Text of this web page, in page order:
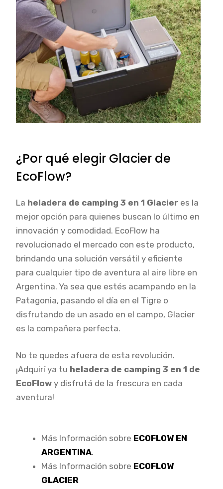
¿Por qué elegir Glacier de
EcoFlow?
La heladera de camping 3 en 1 Glacier es la
mejor opción para quienes buscan lo último en
innovación y comodidad. EcoFlow ha
revolucionado el mercado con este producto,
brindando una solución versátil y eficiente
para cualquier tipo de aventura al aire libre en
Argentina. Ya sea que estés acampando en la
Patagonia, pasando el día en el Tigre o
disfrutando de un asado en el campo, Glacier
es la compañera perfecta.
No te quedes afuera de esta revolución.
¡Adquirí ya tu heladera de camping 3 en 1 de
EcoFlow y disfrutá de la frescura en cada
aventura!
Más Información sobre ECOFLOW EN
ARGENTINA.
Más Información sobre ECOFLOW
GLACIER